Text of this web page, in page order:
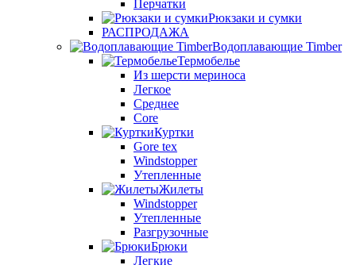
Перчатки
Рюкзаки и сумки
РАСПРОДАЖА
Водоплавающие Timber
Термобелье
Из шерсти мериноса
Легкое
Среднее
Core
Куртки
Gore tex
Windstopper
Утепленные
Жилеты
Windstopper
Утепленные
Разгрузочные
Брюки
Легкие